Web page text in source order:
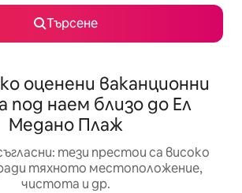
Търсене
оценени ваканционни
под наем близо до Ел
Медано Плаж
тези престои са високо
тяхното местоположение,
чистота и др.